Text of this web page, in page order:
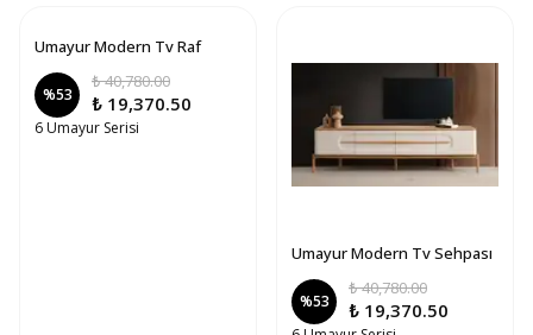
Umayur Modern Tv Raf
%53
₺ 40,780.00
₺ 19,370.50
6 Umayur Serisi
Umayur Modern Tv Sehpası
%53
₺ 40,780.00
₺ 19,370.50